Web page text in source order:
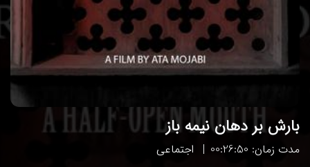
بارش بر دهان نیمه باز
مدت زمان: 00:26:50
اجتماعی